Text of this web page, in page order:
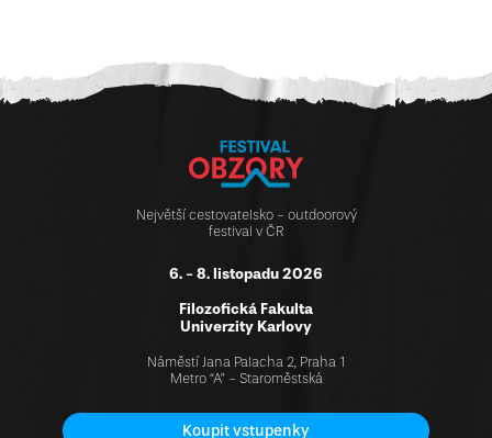
Největší cestovatelsko - outdoorový
festival v ČR
6. - 8. listopadu 2026
Filozofická Fakulta
Univerzity Karlovy
Náměstí Jana Palacha 2, Praha 1
Metro “A” - Staroměstská
Koupit vstupenky